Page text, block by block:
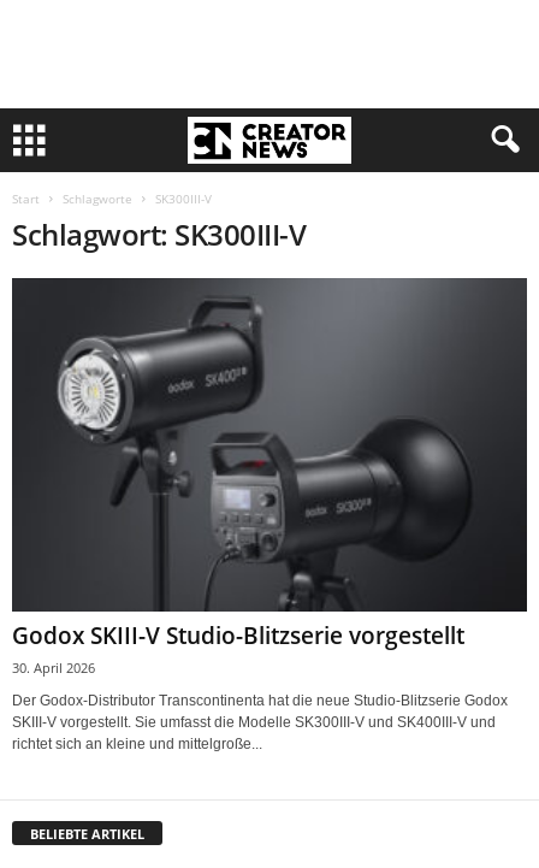
Start Schlagworte SK300III-V
Schlagwort: SK300III-V
Godox SKIII-V Studio-Blitzserie vorgestellt
30. April 2026
Der Godox-Distributor Transcontinenta hat die neue Studio-Blitzserie Godox
SKIII-V vorgestellt. Sie umfasst die Modelle SK300III-V und SK400III-V und
richtet sich an kleine und mittelgroße...
BELIEBTE ARTIKEL